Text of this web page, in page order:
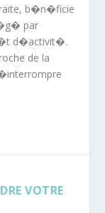
b�n�ficie
par
d�activit�.
de la
VOTRE